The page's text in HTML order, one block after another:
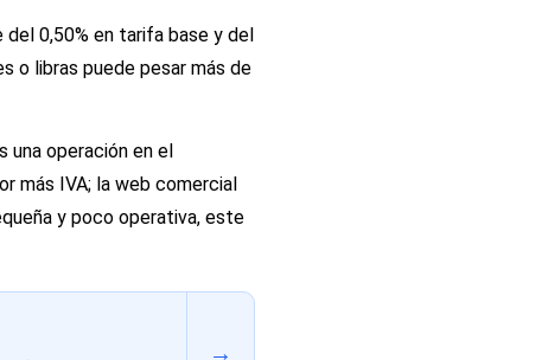
del 0,50% en tarifa base y del
o libras puede pesar más de
una operación en el
más IVA; la web comercial
y poco operativa, este
→